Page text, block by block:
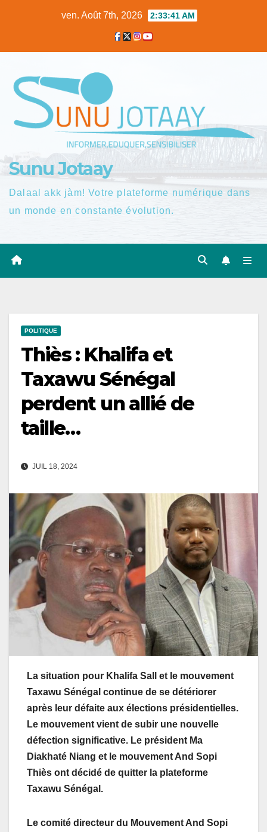
ven. Août 7th, 2026 2:33:42 AM
Sunu Jotaay
Dalaal akk jàm! Votre plateforme numérique dans
un monde en constante évolution.
POLITIQUE
Thiès : Khalifa et
Taxawu Sénégal
perdent un allié de
taille…
JUIL 18, 2024
La situation pour Khalifa Sall et le mouvement
Taxawu Sénégal continue de se détériorer
après leur défaite aux élections présidentielles.
Le mouvement vient de subir une nouvelle
défection significative. Le président Ma
Diakhaté Niang et le mouvement And Sopi
Thiès ont décidé de quitter la plateforme
Taxawu Sénégal.
Le comité directeur du Mouvement And Sopi